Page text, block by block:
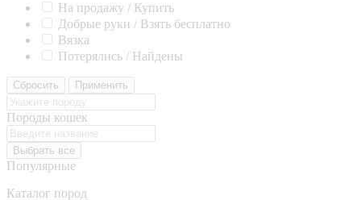
На продажу / Купить
Добрые руки / Взять бесплатно
Вязка
Потерялись / Найдены
Сбросить Применить
Породы кошек
Выбрать все
Популярные
Каталог пород